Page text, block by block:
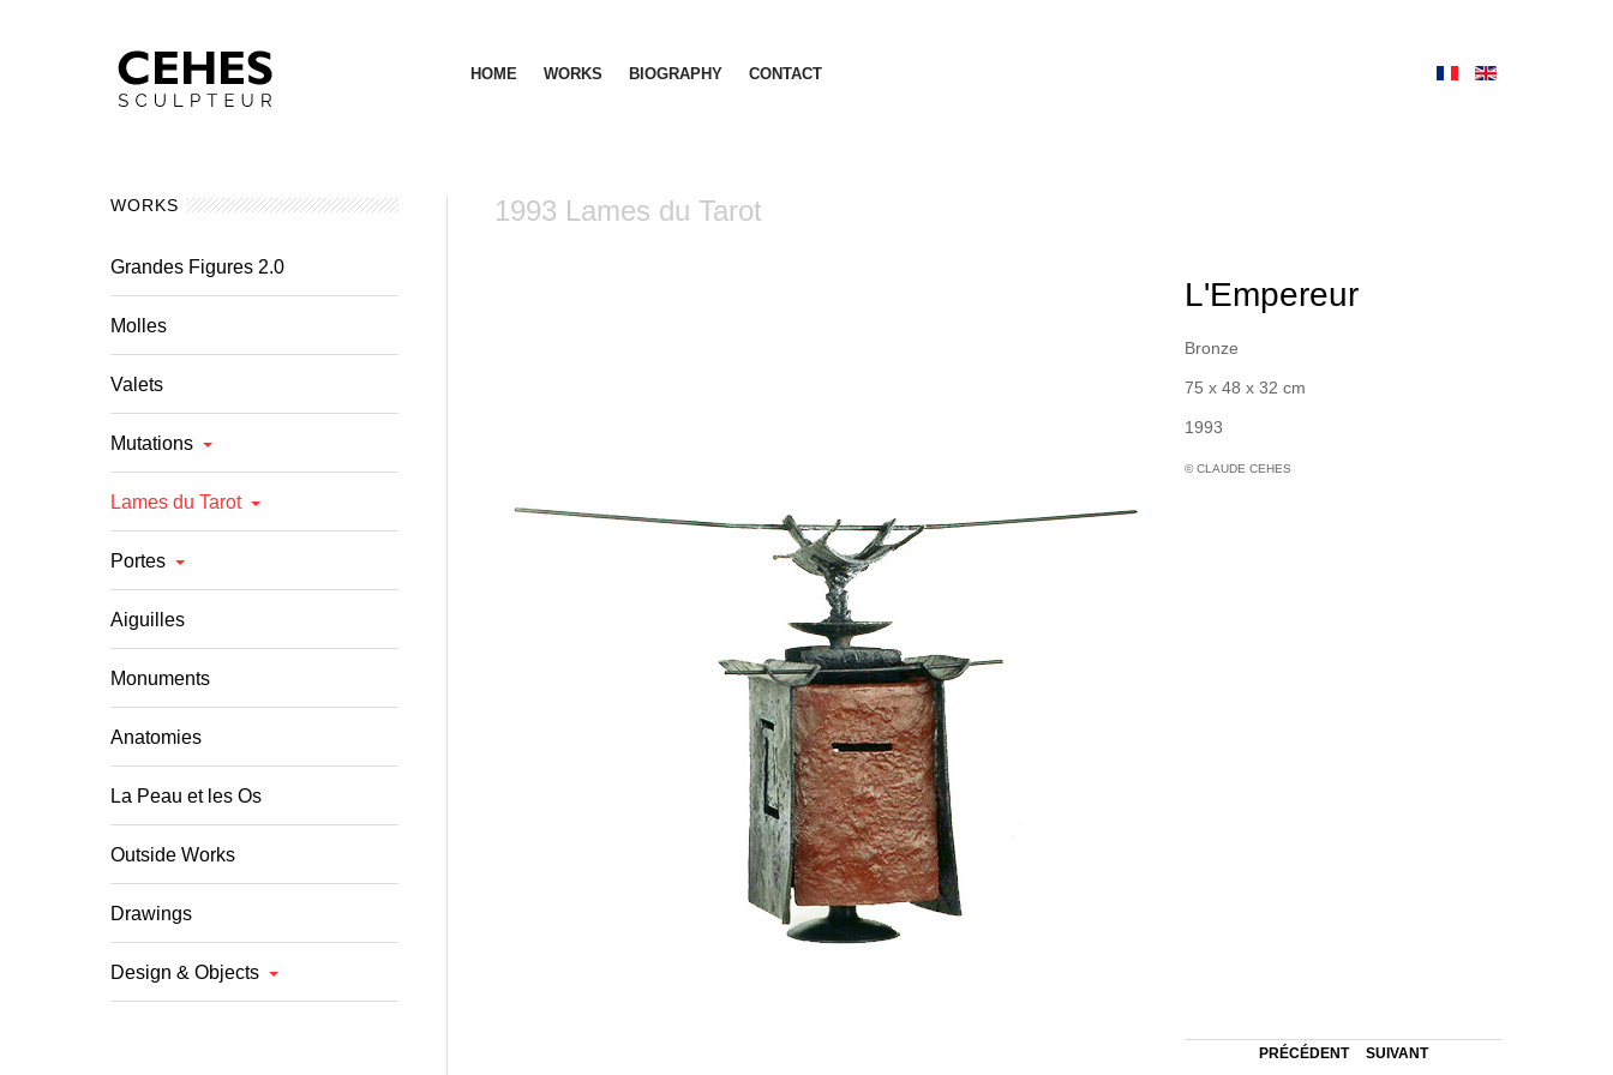
HOME WORKS BIOGRAPHY CONTACT
1993 Lames du Tarot
L'Empereur
Bronze
75 x 48 x 32 cm
1993
© CLAUDE CEHES
PRÉCÉDENT SUIVANT
WORKS
Grandes Figures 2.0
Molles
Valets
Mutations
Lames du Tarot
Portes
Aiguilles
Monuments
Anatomies
La Peau et les Os
Outside Works
Drawings
Design & Objects